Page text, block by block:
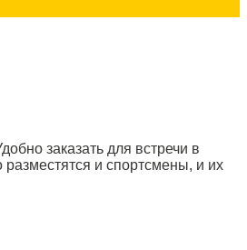
заказать для встречи в
и спортсмены, и их